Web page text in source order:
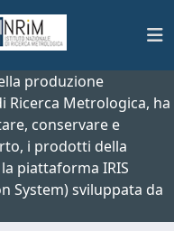
produzione
Ricerca Metrologica, ha
conservare e
i prodotti della
la piattaforma IRIS
System) sviluppata da